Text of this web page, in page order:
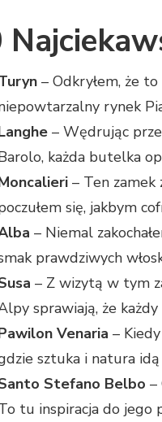
– Odkryłem, że
rynek
– Wędrując
każda butelka
– Ten zamek
się, jakbym
– Niemal
prawdziwych
– Z wizytą w tym
sprawiają, że
Venaria –
sztuka i natura
Stefano Belbo –
tu inspiracja do jego